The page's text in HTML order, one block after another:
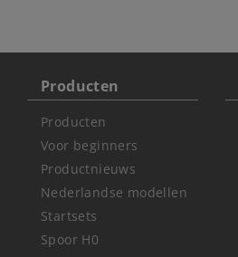
Producten
Producten
Voor beginners
Productnieuws
Nederlandse modellen
Startsets
Spoor H0